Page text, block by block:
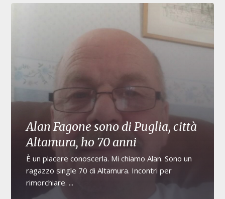
Alan Fagone sono di Puglia, città
Altamura, ho 70 anni
È un piacere conoscerla. Mi chiamo Alan. Sono un
ragazzo single 70 di Altamura. Incontri per
rimorchiare. ...